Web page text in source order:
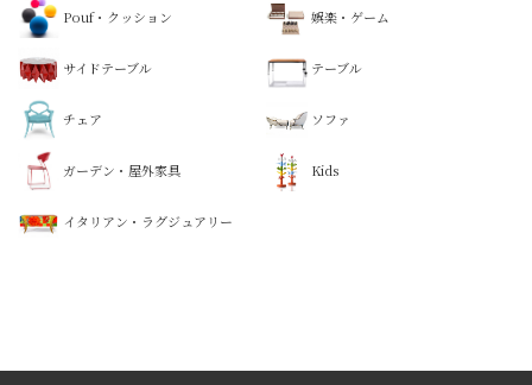
Pouf・クッション 娯楽・ゲーム
サイドテーブル テーブル
チェア ソファ
ガーデン・屋外家具 Kids
イタリアン・ラグジュアリー